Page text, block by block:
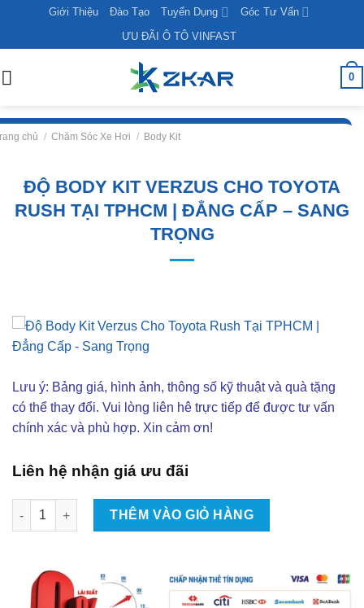
content
Giới Thiệu Đào Tạo Tuyển Dụng
Góc Tư Vấn
ƯU ĐÃI Ô TÔ VINFAST
0
chủ / Chăm Sóc Xe Hơi / Body Kit
ĐỘ BODY KIT VERZUS CHO TOYOTA
RUSH TẠI TPHCM | ĐẲNG CẤP – SANG
TRỌNG
Lưu ý: Bảng giá, hình ảnh, thông số kỹ thuật và quà tặng
có thể thay đổi. Vui lòng liên hê trực tiếp để được tư vấn
chính xác và phù hợp. Xin cảm ơn!
Liên hệ nhận giá ưu đãi
Độ Body Kit Verzus Cho Toyota Rush Tại TPHCM | Đẳng Cấp -
THÊM VÀO GIỎ HÀNG